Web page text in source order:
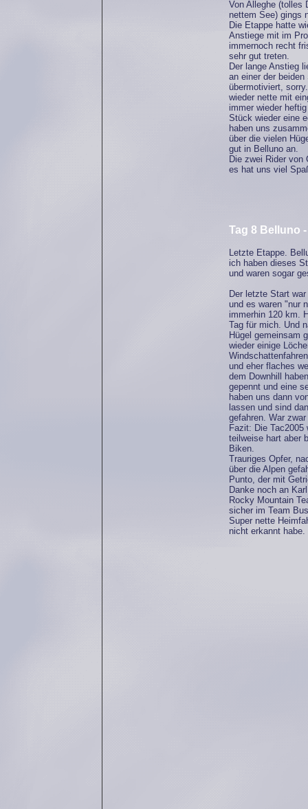
Von Alleghe (tolles
nettem See) gings
Die Etappe hatte
Anstiege mit im
immernoch recht
sehr gut treten.
Der lange Anstieg
an einer der
übermotiviert,
wieder nette mit
immer wieder
Stück wieder eine
haben uns
über die vielen
gut in Belluno an.
Die zwei Rider von
es hat uns viel
Tag 8 Belluno
Letzte Etappe.
ich haben dieses
und waren sogar
Der letzte Start
und es waren "nur
immerhin 120 km.
Tag für mich. Und
Hügel gemeinsam
wieder einige
und eher flaches
dem Downhill
gepennt und eine
haben uns dann
lassen und sind
gefahren. War
Fazit: Die
teilweise hart aber
Biken.
Trauriges Opfer,
über die Alpen
Punto, der mit
Danke noch an
Rocky Mountain
sicher im Team
Super nette
nicht erkannt